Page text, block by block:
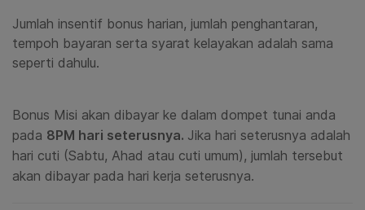
Jumlah insentif bonus harian, jumlah penghantaran,
tempoh bayaran serta syarat kelayakan adalah sama
seperti dahulu.
Bonus Misi akan dibayar ke dalam dompet tunai anda
pada 8PM hari seterusnya. Jika hari seterusnya adalah
hari cuti (Sabtu, Ahad atau cuti umum), jumlah tersebut
akan dibayar pada hari kerja seterusnya.